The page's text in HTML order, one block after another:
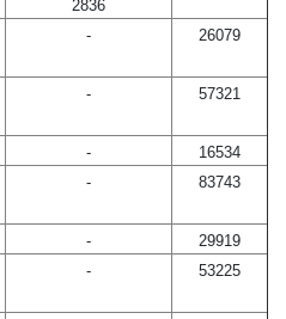
2836
- 26079
- 57321
-
16534
- 83743
-
29919
- 53225